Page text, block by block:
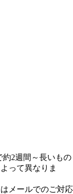
2週間～長いもの
って異なりま
メールでのご対応